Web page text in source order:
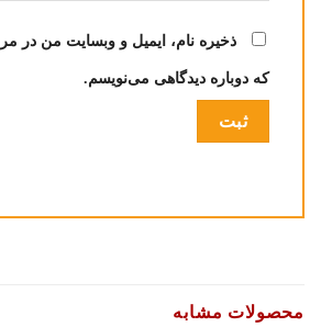
ذخیره نام، ایمیل و وبسایت من در
که دوباره دیدگاهی می‌نویسم.
محصولات مشابه